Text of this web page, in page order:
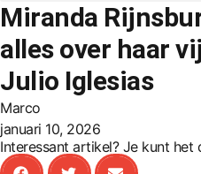
Miranda
alles over haar
Julio Iglesias
Marco
januari 10, 2026
Interessant artikel? Je kunt het